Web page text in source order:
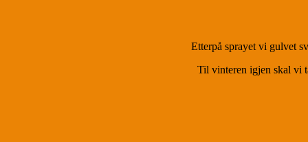
Etterpå sprayet vi gulvet
Til vinteren igjen skal vi